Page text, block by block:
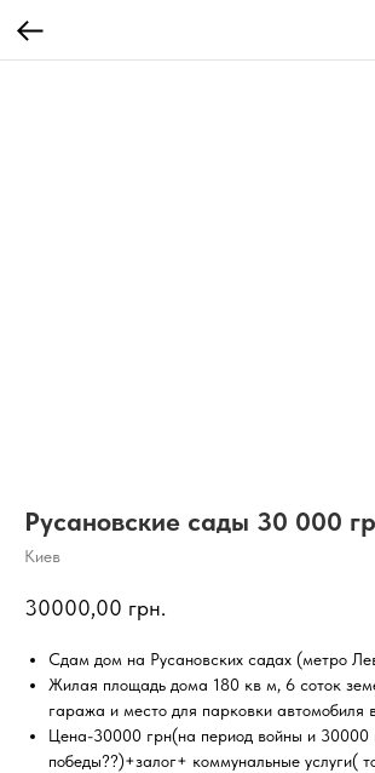
Русановские сады 30 000
Киев
30000,00 грн.
Сдам дом на Русановских садах (метро
Жилая площадь дома 180 кв м, 6 соток
гаража и место для парковки автомобиля
Цена-30000 грн(на период войны и 30000
победы??)+залог+ коммунальные услуги(